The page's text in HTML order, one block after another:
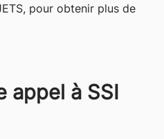
pour obtenir plus de
appel à SSI